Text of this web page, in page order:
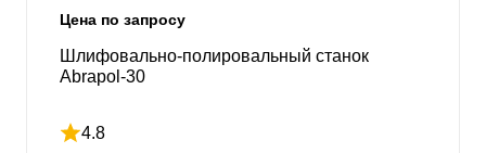
Цена по запросу
Шлифовально-полировальный станок
Abrapol-30
4.8
Рейтинг 4.8 из 5